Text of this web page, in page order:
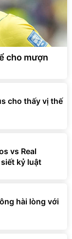
cho mượn
cho thấy vị thế
vs Real
kỷ luật
hài lòng với